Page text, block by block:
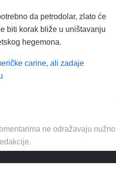
da petrodolar, zlato će
biti korak bliže u uništavanju
hegemona.
carine, ali zadaje
ne odražavaju nužno